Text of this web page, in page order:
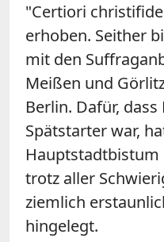
"Certiori
erhoben. Seither
mit den
Meißen und
Berlin. Dafür,
Spätstarter war,
Hauptstadtbistum
trotz aller
ziemlich
hingelegt.